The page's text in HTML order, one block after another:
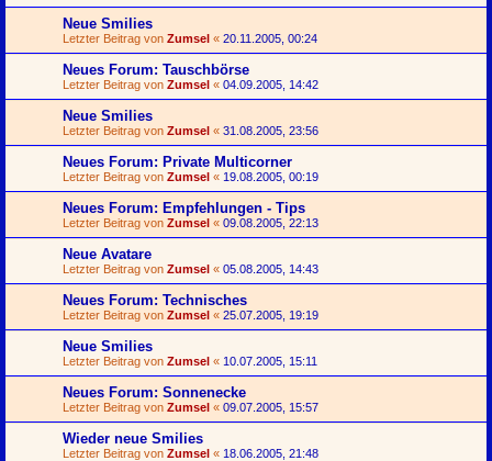
Neue Smilies
Letzter Beitrag von Zumsel « 20.11.2005, 00:24
Neues Forum: Tauschbörse
Letzter Beitrag von Zumsel « 04.09.2005, 14:42
Neue Smilies
Letzter Beitrag von Zumsel « 31.08.2005, 23:56
Neues Forum: Private Multicorner
Letzter Beitrag von Zumsel « 19.08.2005, 00:19
Neues Forum: Empfehlungen - Tips
Letzter Beitrag von Zumsel « 09.08.2005, 22:13
Neue Avatare
Letzter Beitrag von Zumsel « 05.08.2005, 14:43
Neues Forum: Technisches
Letzter Beitrag von Zumsel « 25.07.2005, 19:19
Neue Smilies
Letzter Beitrag von Zumsel « 10.07.2005, 15:11
Neues Forum: Sonnenecke
Letzter Beitrag von Zumsel « 09.07.2005, 15:57
Wieder neue Smilies
Letzter Beitrag von Zumsel « 18.06.2005, 21:48